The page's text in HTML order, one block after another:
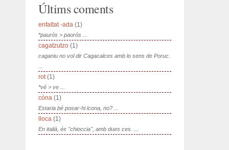
Últims coments
enfaltat -ada (1)
*paurós > paorós ...
cagatzutzo (1)
caganiu no vol dir Cagacalces amb lo sens de Poruc.
rot(1)
*vé > ve ...
còna (1)
Estaria bé posar-hi icona, no? ...
lloca (1)
En italià, és "chioccia", amb dues ces. ...